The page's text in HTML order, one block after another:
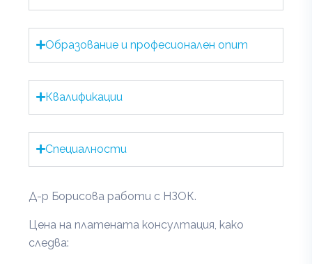
Образование и професионален опит
Квалификации
Специалности
Д-р Борисова работи с НЗОК.
Цена на платената консултация, како
следва: